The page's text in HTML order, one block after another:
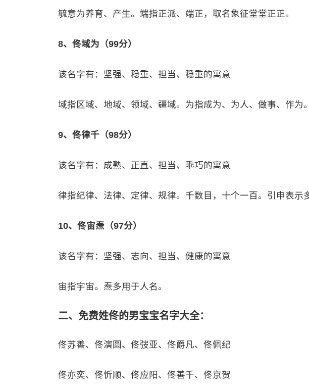
毓意为养育、产生。端指正派、端正，取名象征堂堂正正。
8、佟域为（99分）
该名字有：坚强、稳重、担当、稳重的寓意
域指区域、地域、领域、疆域。为指成为、为人、做事、作为
9、佟律千（98分）
该名字有：成熟、正直、担当、乖巧的寓意
律指纪律、法律、定律、规律。千数目，十个一百。引申表示
10、佟宙焘（97分）
该名字有：坚强、志向、担当、健康的寓意
宙指宇宙。焘多用于人名。
二、免费姓佟的男宝宝名字大全：
佟苏善、佟演圆、佟弢亚、佟爵凡、佟佩纪
佟亦奕、佟忻顺、佟应阳、佟善千、佟京贺